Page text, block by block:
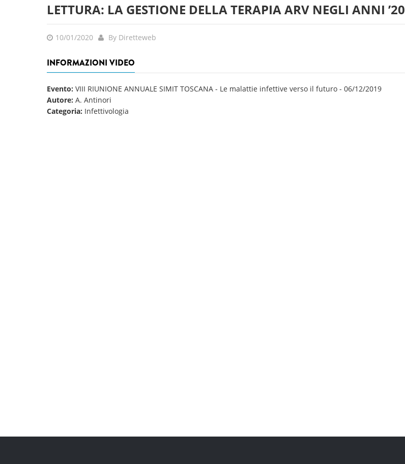
LETTURA: LA GESTIONE DELLA TERAPIA ARV NEGLI ANNI ’20
10/01/2020 By Diretteweb
INFORMAZIONI VIDEO
Evento: VIII RIUNIONE ANNUALE SIMIT TOSCANA - Le malattie infettive verso il futuro - 06/12/2019
Autore: A. Antinori
Categoria: Infettivologia